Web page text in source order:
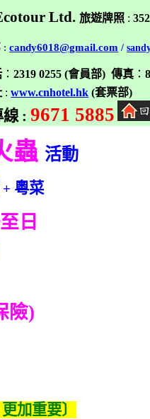
Ltd.旅遊牌照 :
:candy6018@gmail.com /
：2319 0255 (會員部)傳真 ：
: www.cnhotel.hk (套票部)
線: 9671 5885
蟲 活動
+ 粵菜
日
險)
更加重要〕